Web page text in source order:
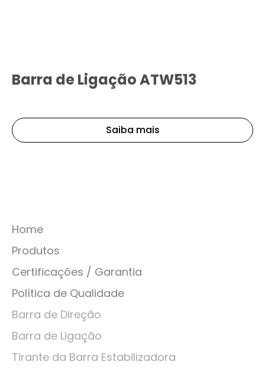
Barra de Ligação ATW513
Saiba mais
Home
Produtos
Certificações / Garantia
Política de Qualidade
Barra de Direção
Barra de Ligação
Tirante da Barra Estabilizadora